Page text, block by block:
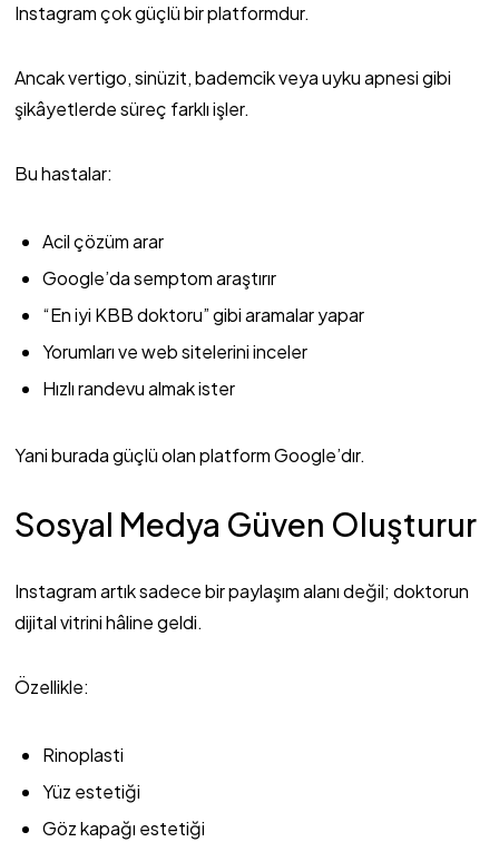
Instagram çok güçlü bir platformdur.
Ancak vertigo, sinüzit, bademcik veya uyku apnesi gibi
şikâyetlerde süreç farklı işler.
Bu hastalar:
Acil çözüm arar
Google’da semptom araştırır
“En iyi KBB doktoru” gibi aramalar yapar
Yorumları ve web sitelerini inceler
Hızlı randevu almak ister
Yani burada güçlü olan platform Google’dır.
Sosyal Medya Güven Oluşturur
Instagram artık sadece bir paylaşım alanı değil; doktorun
dijital vitrini hâline geldi.
Özellikle:
Rinoplasti
Yüz estetiği
Göz kapağı estetiği